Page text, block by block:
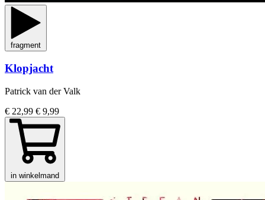
fragment
Klopjacht
Patrick van der Valk
€ 22,99 € 9,99
in winkelmand